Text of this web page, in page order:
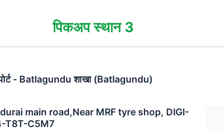
पिकअप स्थान 3
- Batlagundu शाखा (Batlagundu)
main road,Near MRF tyre shop, DIGI-
T8T-C5M7